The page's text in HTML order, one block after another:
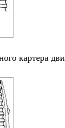
картера